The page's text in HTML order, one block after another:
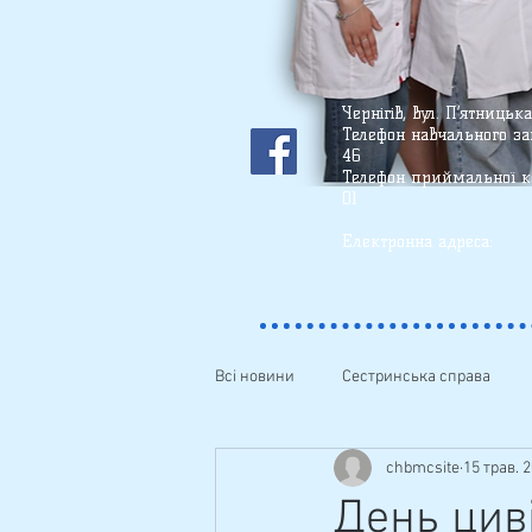
Чернігів, вул.
Телефон навчального
46
Телефон приймальної
01
(О63)
Електронна
Всі новини Сестринська справа
Фізичне виховання Виховна
День
chbmcsite 15 трав.